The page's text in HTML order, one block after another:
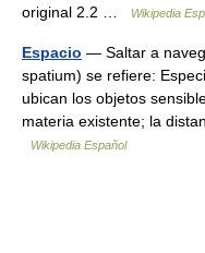
original 2.2 …
Wikipedia
Espacio — Saltar a
spatium) se refiere:
ubican los objetos
materia existente; la
Wikipedia Español